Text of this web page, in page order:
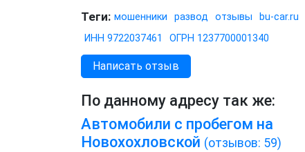
Теги: мошенники развод отзывы bu-car.ru
ИНН 9722037461
ОГРН 1237700001340
Написать отзыв
По данному адресу так же:
Автомобили с пробегом на
Новохохловской (отзывов: 59)